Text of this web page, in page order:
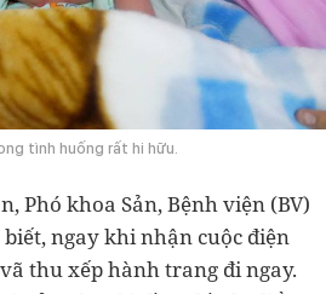
tình huống rất hi hữu.
Phó khoa Sản, Bệnh viện (BV)
biết, ngay khi nhận cuộc điện
thu xếp hành trang đi ngay.